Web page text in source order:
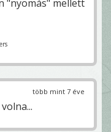
"nyomás" mellett
több mint 7 éve